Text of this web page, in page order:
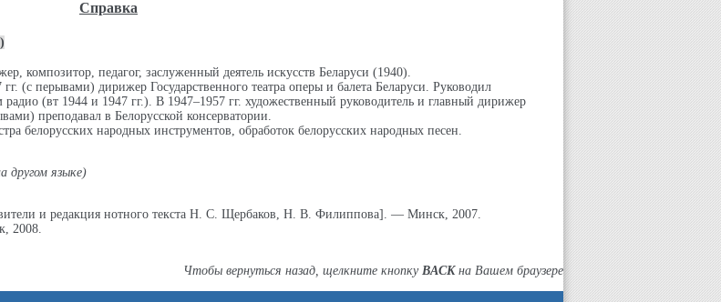
Справка
педагог, заслуженный деятель искусств Беларуси (1940).
(с перывами) дирижер Государственного театра оперы и балета Беларуси. Руководил
(вт 1944 и 1947 гг.). В 1947–1957 гг. художественный руководитель и главный дирижер
преподавал в Белорусской консерватории.
белорусских народных инструментов, обработок белорусских народных песен.
другом языке)
и редакция нотного текста Н. С. Щербаков, Н. В. Филиппова]. — Минск, 2007.
2008.
Чтобы вернуться назад, щелкните кнопку BACKна Вашем браузере